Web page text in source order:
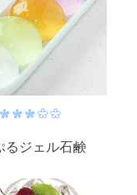
るジェル石鹸